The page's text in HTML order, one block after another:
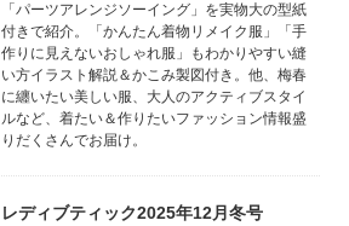
「パーツアレンジソーイング」を実物大の型紙
付きで紹介。「かんたん着物リメイク服」「手
作りに見えないおしゃれ服」もわかりやすい縫
い方イラスト解説＆かこみ製図付き。他、梅春
に纏いたい美しい服、大人のアクティブスタイ
ルなど、着たい＆作りたいファッション情報盛
りだくさんでお届け。
レディブティック2025年12月冬号